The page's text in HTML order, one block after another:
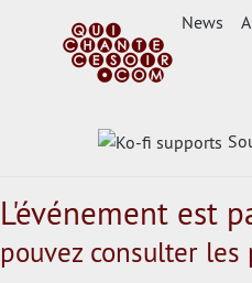
News
L'événement est
pouvez consulter les